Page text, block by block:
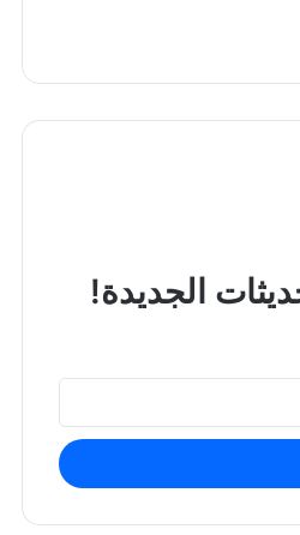
الجديدة!